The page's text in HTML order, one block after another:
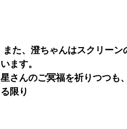
います。
星さんのご冥福を祈りつつも
る限り